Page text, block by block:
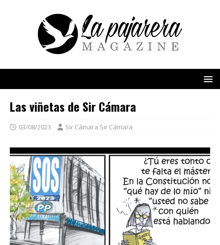
Las viñetas de Sir Cámara
03/08/2023 Sir Cámara Sir Cámara